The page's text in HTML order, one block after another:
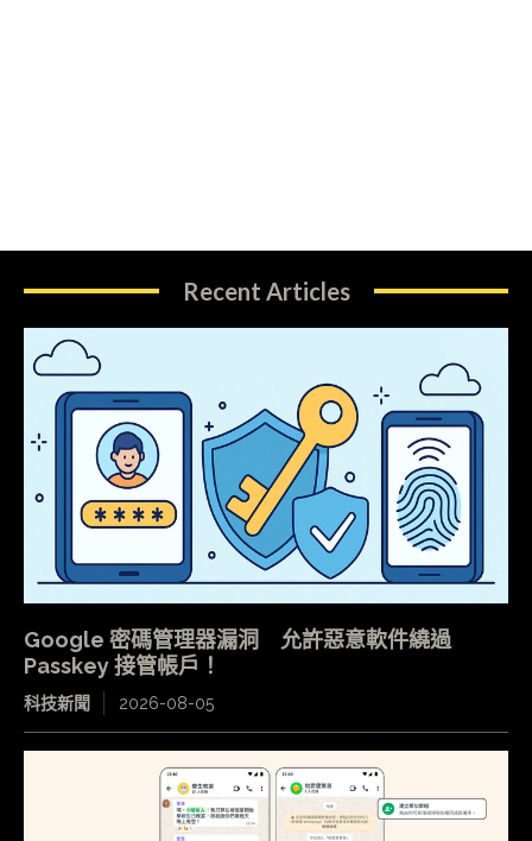
Recent Articles
Google 密碼管理器漏洞 允許惡意軟件繞過
Passkey 接管帳戶！
科技新聞 2026-08-05